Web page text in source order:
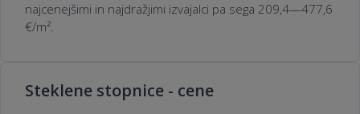
najcenejšimi in najdražjimi izvajalci pa sega 209,4—477,6
€/m².
Steklene stopnice - cene